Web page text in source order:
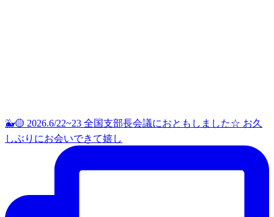
🐳🟡 2026.6/22~23 全国支部長会議におともしました☆ お久
しぶりにお会いできて嬉し